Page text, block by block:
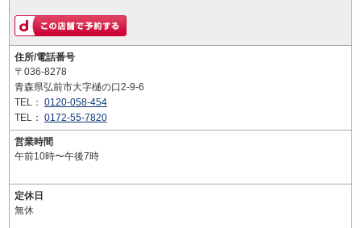
住所/電話番号
〒036-8278
青森県弘前市大字樋の口2-9-6
TEL： 0120-058-454
TEL： 0172-55-7820
営業時間
午前10時〜午後7時
定休日
無休